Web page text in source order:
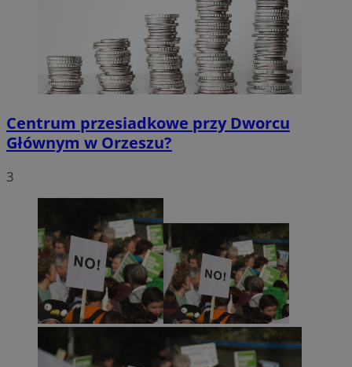
Centrum przesiadkowe przy Dworcu
Głównym w Orzeszu?
3